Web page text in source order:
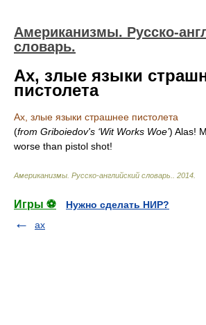
Американизмы. Русско-
словарь.
Ах, злые языки
пистолета
Ах, злые языки страшнее пистолета
(from Griboiedov's ‘Wit Works Woe’) Alas!
worse than pistol shot!
Американизмы. Русско-английский словарь. 2014
Игры ⚽
Нужно сделать НИР?
ах